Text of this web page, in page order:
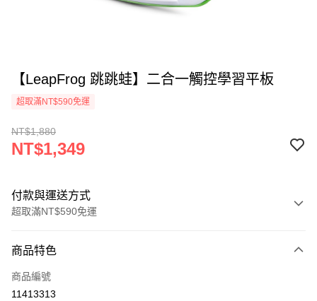
【LeapFrog 跳跳蛙】二合一觸控學習平板
超取滿NT$590免運
NT$1,880
NT$1,349
付款與運送方式
超取滿NT$590免運
信用卡一次付款
超商取貨付款
商品特色
商品編號
11413313